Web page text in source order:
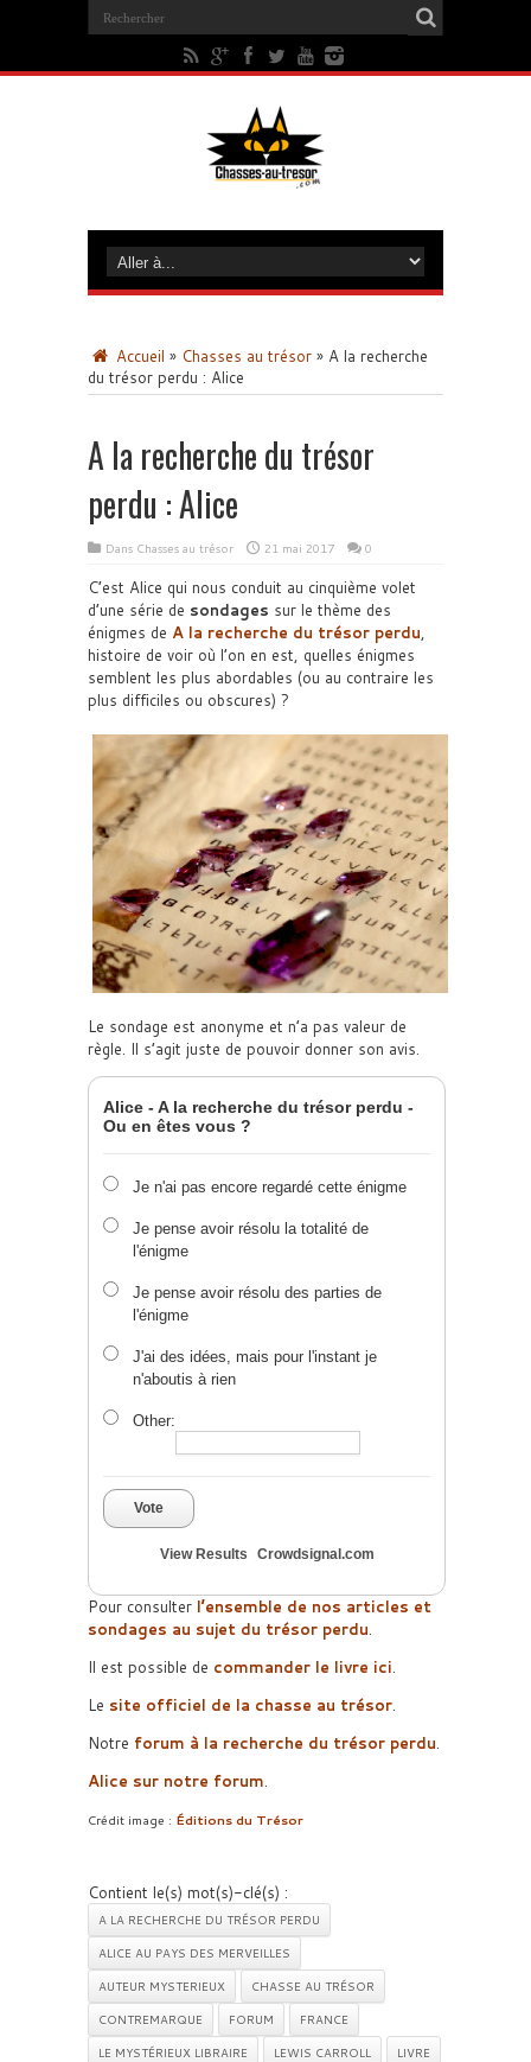
Accueil » Chasses au trésor » A la recherche
du trésor perdu : Alice
A la recherche du trésor
perdu : Alice
Dans Chasses au trésor 21 mai 2017 0
C’est Alice qui nous conduit au cinquième volet
d’une série de sondages sur le thème des
énigmes de A la recherche du trésor perdu,
histoire de voir où l’on en est, quelles énigmes
semblent les plus abordables (ou au contraire les
plus difficiles ou obscures) ?
Le sondage est anonyme et n’a pas valeur de
règle. Il s’agit juste de pouvoir donner son avis.
Alice - A la recherche du trésor perdu -
Ou en êtes vous ?
Je n'ai pas encore regardé cette énigme
Je pense avoir résolu la totalité de
l'énigme
Je pense avoir résolu des parties de
l'énigme
J'ai des idées, mais pour l'instant je
n'aboutis à rien
Other:
Vote
View Results Crowdsignal.com
Pour consulter l’ensemble de nos articles et
sondages au sujet du trésor perdu.
Il est possible de commander le livre ici.
Le site officiel de la chasse au trésor.
Notre forum à la recherche du trésor perdu.
Alice sur notre forum.
Crédit image : Éditions du Trésor
Contient le(s) mot(s)-clé(s) :
A LA RECHERCHE DU TRÉSOR PERDU
ALICE AU PAYS DES MERVEILLES
AUTEUR MYSTERIEUX
CHASSE AU TRÉSOR
CONTREMARQUE
FORUM
FRANCE
LE MYSTÉRIEUX LIBRAIRE
LEWIS CARROLL
LIVRE